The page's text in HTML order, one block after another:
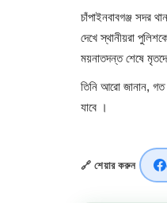
চাঁপাইনবাবগঞ্জ সদর
দেখে স্থানীয়রা
ময়নাতদন্ত শেষে
তিনি আরো জানান, গত
যাবে ।
🔗 শেয়ার করুন